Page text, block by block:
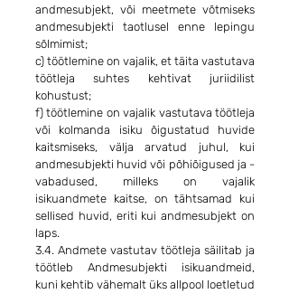
andmesubjekt, või meetmete võtmiseks
andmesubjekti taotlusel enne lepingu
sõlmimist;
c) töötlemine on vajalik, et täita vastutava
töötleja suhtes kehtivat juriidilist
kohustust;
f) töötlemine on vajalik vastutava töötleja
või kolmanda isiku õigustatud huvide
kaitsmiseks, välja arvatud juhul, kui
andmesubjekti huvid või põhiõigused ja -
vabadused, milleks on vajalik
isikuandmete kaitse, on tähtsamad kui
sellised huvid, eriti kui andmesubjekt on
laps.
3.4. Andmete vastutav töötleja säilitab ja
töötleb Andmesubjekti isikuandmeid,
kuni kehtib vähemalt üks allpool loetletud